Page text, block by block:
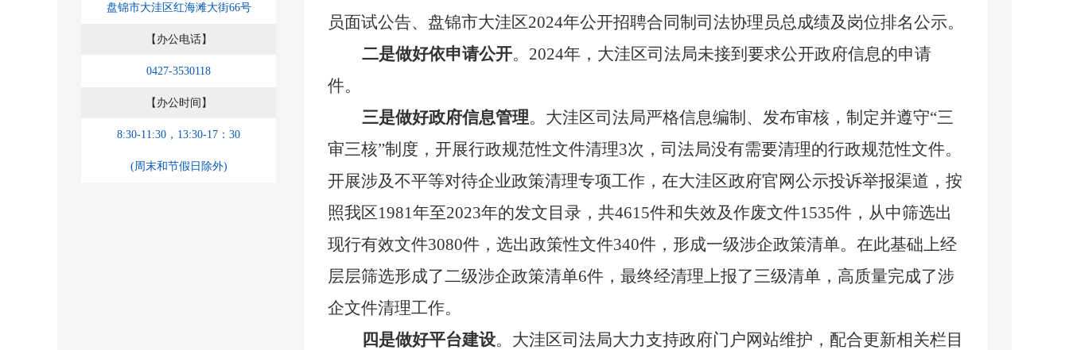
盘锦市大洼区红海滩大街66号
【办公电话】
0427-3530118
【办公时间】
8:30-11:30，13:30-17：30
(周末和节假日除外)
员面试公告、盘锦市大洼区2024年公开招聘合同制司法协理员总成绩及岗位排名公示。
二是做好依申请公开。 2024年， 大洼区司法局未接到要求公开政府信息的申请
件。
三是做好政府信息管理。 大洼区司法局严格信息编制、发布审核，制定并遵守“三
审三核”制度，开展行政规范性文件清理3次，司法局没有需要清理的行政规范性文件。
开展涉及不平等对待企业政策清理专项工作，在大洼区政府官网公示投诉举报渠道，按
照我区1981年至2023年的发文目录，共4615件和失效及作废文件1535件，从中筛选出
现行有效文件3080件，选出政策性文件340件，形成一级涉企政策清单。在此基础上经
层层筛选形成了二级涉企政策清单6件，最终经清理上报了三级清单，高质量完成了涉
企文件清理工作。
四是做好平台建设。 大洼区司法局大力支持政府门户网站维护，配合更新相关栏目